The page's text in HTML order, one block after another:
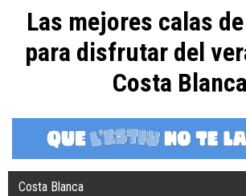
Las mejores calas
para disfrutar del
Costa Blanca
Costa Blanca